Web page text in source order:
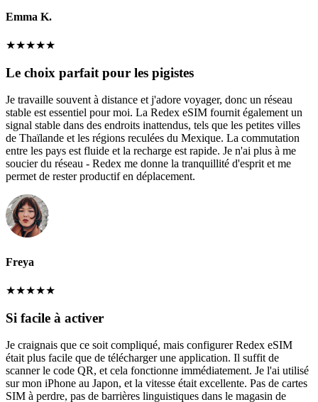
Emma K.
★★★★★
Le choix parfait pour les pigistes
Je travaille souvent à distance et j'adore voyager, donc un réseau
stable est essentiel pour moi. La Redex eSIM fournit également un
signal stable dans des endroits inattendus, tels que les petites villes
de Thaïlande et les régions reculées du Mexique. La commutation
entre les pays est fluide et la recharge est rapide. Je n'ai plus à me
soucier du réseau - Redex me donne la tranquillité d'esprit et me
permet de rester productif en déplacement.
Freya
★★★★★
Si facile à activer
Je craignais que ce soit compliqué, mais configurer Redex eSIM
était plus facile que de télécharger une application. Il suffit de
scanner le code QR, et cela fonctionne immédiatement. Je l'ai utilisé
sur mon iPhone au Japon, et la vitesse était excellente. Pas de cartes
SIM à perdre, pas de barrières linguistiques dans le magasin de